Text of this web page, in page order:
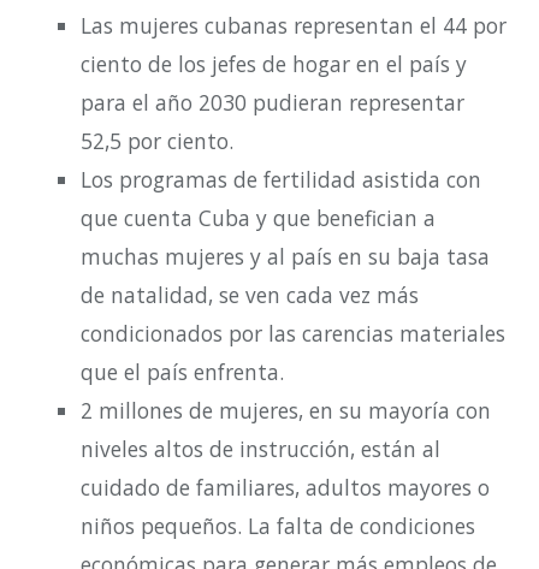
Las mujeres cubanas representan el 44 por
ciento de los jefes de hogar en el país y
para el año 2030 pudieran representar
52,5 por ciento.
Los programas de fertilidad asistida con
que cuenta Cuba y que benefician a
muchas mujeres y al país en su baja tasa
de natalidad, se ven cada vez más
condicionados por las carencias materiales
que el país enfrenta.
2 millones de mujeres, en su mayoría con
niveles altos de instrucción, están al
cuidado de familiares, adultos mayores o
niños pequeños. La falta de condiciones